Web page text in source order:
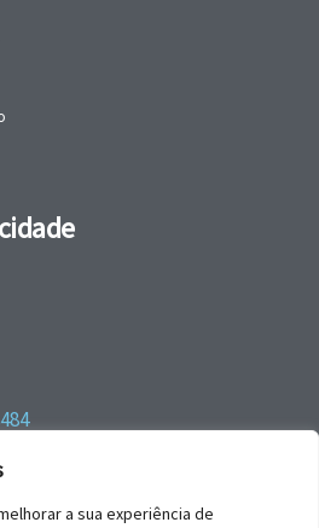
a sua experiência de
8484